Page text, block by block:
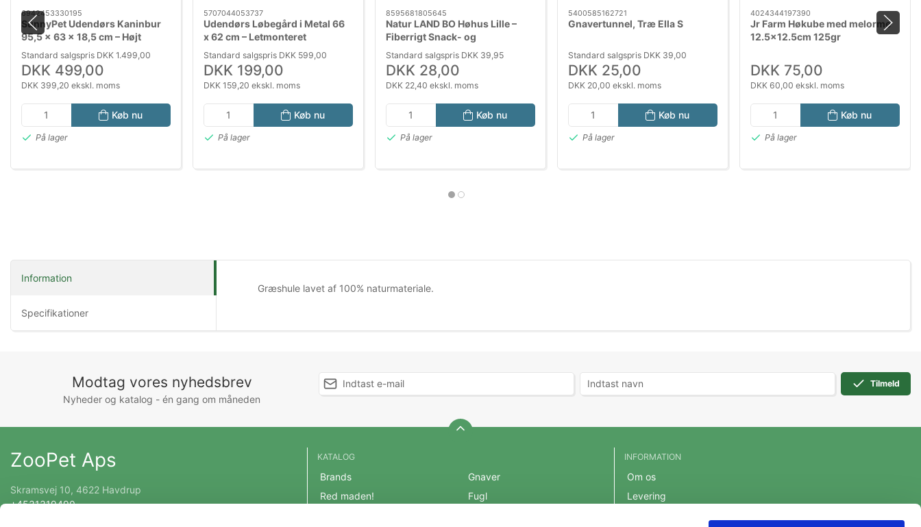
6942453330195
SunnyPet Udendørs Kaninbur
95,5 x 63 x 18,5 cm – Højt
Kaninbur til Kaniner og Smådyr
Standard salgspris DKK 1.499,00
DKK 499,00
DKK 399,20 ekskl. moms
Køb nu
På lager
5707044053737
Udendørs Løbegård i Metal 66
x 62 cm – Letmonteret
Løbegård til Hvalpe og Smådyr
Standard salgspris DKK 599,00
DKK 199,00
DKK 159,20 ekskl. moms
Køb nu
På lager
8595681805645
Natur LAND BO Høhus Lille –
Fiberrigt Snack- og
Aktiveringshus til Kanin og
Gnaver
Standard salgspris DKK 39,95
DKK 28,00
DKK 22,40 ekskl. moms
Køb nu
På lager
5400585162721
Gnavertunnel, Træ Ella S
Standard salgspris DKK 39,00
DKK 25,00
DKK 20,00 ekskl. moms
Køb nu
På lager
4024344197390
Jr Farm Høkube med melorme
12.5x12.5cm 125gr
DKK 75,00
DKK 60,00 ekskl. moms
Køb nu
På lager
Information
Specifikationer
Græshule lavet af 100% naturmateriale.
Modtag vores nyhedsbrev
Nyheder og katalog - én gang om måneden
Tilmeld
ZooPet Aps
Skramsvej 10, 4622 Havdrup
+4531319490
KATALOG
Brands
Red maden!
Gnaver
Fugl
INFORMATION
Om os
Levering